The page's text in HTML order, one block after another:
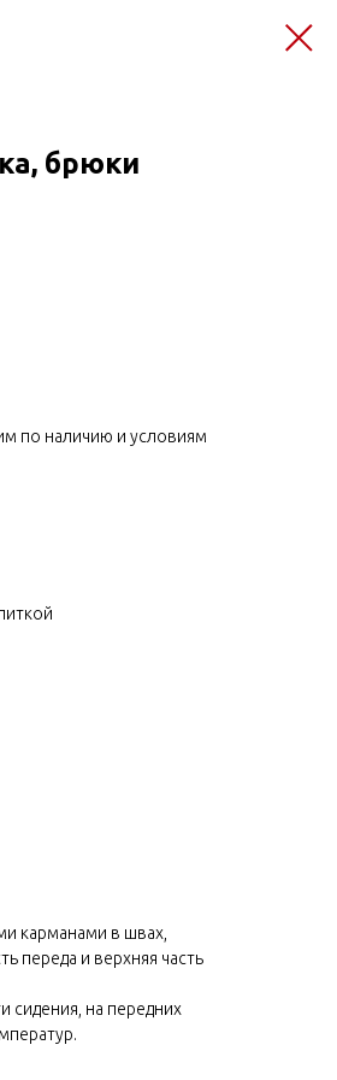
брюки
по наличию и условиям
карманами в швах,
переда и верхняя часть
сидения, на передних